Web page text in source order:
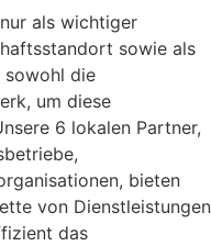
als wichtiger
sowie als
sowohl die
um diese
6 lokalen Partner,
bieten
von Dienstleistungen
das